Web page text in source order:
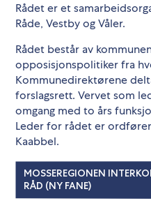
Rådet er et
Råde, Vestby og Våler.
Rådet består av
opposisjonspolitiker fra
Kommunedirektørene
forslagsrett. Vervet som
omgang med to års
Leder for rådet er
Kaabbel.
MOSSEREGIONEN
RÅD (NY FANE)